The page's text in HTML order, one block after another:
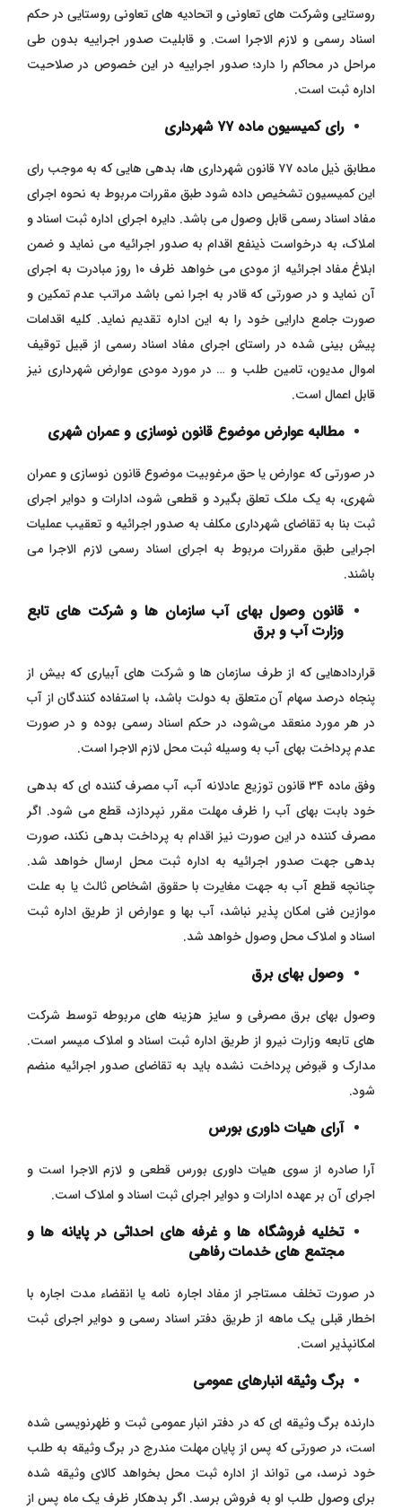
روستایی و‌شرکت های تعاونی و اتحادیه ‌های تعاونی روستایی در حکم
اسناد رسمی و لازم‌ الاجرا است. و قابلیت صدور اجراییه بدون طی
مراحل در محاکم را دارد؛ صدور اجراییه در این خصوص در صلاحیت
اداره ثبت است.
رای کمیسیون ماده ۷۷ شهرداری
مطابق ذیل ماده ۷۷ قانون شهرداری ها، بدهی هایی که به موجب رای
این کمیسیون تشخیص داده شود طبق مقررات مربوط به نحوه اجرای
مفاد اسناد رسمی قابل وصول می باشد. دایره اجرای اداره ثبت اسناد و
املاک، به درخواست ذینفع اقدام به صدور اجرائیه می نماید و ضمن
ابلاغ مفاد اجرائیه از مودی می خواهد ظرف ۱۰ روز مبادرت به اجرای
آن نماید و در صورتی که قادر به اجرا نمی باشد مراتب عدم تمکین و
صورت جامع دارایی خود را به این اداره تقدیم نماید. کلیه اقدامات
پیش بینی شده در راستای اجرای مفاد اسناد رسمی از قبیل توقیف
اموال مدیون، تامین طلب و … در مورد مودی عوارض شهرداری نیز
قابل اعمال است.
مطالبه عوارض موضوع قانون نوسازی و عمران شهری
در صورتی که عوارض یا حق مرغوبیت موضوع قانون نوسازی و عمران
شهری، به یک ملک تعلق بگیرد و قطعی شود، ادارات و دوایر اجرای
ثبت بنا به تقاضای شهرداری مکلف به صدور اجرائیه و تعقیب عملیات
اجرایی طبق مقررات مربوط به اجرای اسناد رسمی لازم الاجرا می
باشند.
قانون وصول بهای آب سازمان ها و شرکت های تابع
وزارت آب و برق
قراردادهایی که از طرف سازمان ها و شرکت های آبیاری که بیش از
پنجاه درصد سهام آن متعلق به دولت باشد، با استفاده ‌کنندگان از آب
در هر ‌مورد منعقد می‌شود، در حکم اسناد رسمی بوده و در صورت
عدم پرداخت بهای آب به وسیله ثبت محل لازم‌ الاجرا است.
وفق ماده ۳۴ قانون توزیع عادلانه آب، آب مصرف کننده ای که بدهی
خود بابت بهای آب را ظرف مهلت مقرر نپردازد، قطع می شود. اگر
مصرف کننده در این صورت نیز اقدام به پرداخت بدهی نکند، صورت
بدهی جهت صدور اجرائیه به اداره ثبت محل ارسال خواهد شد.
چنانچه قطع آب به جهت مغایرت با حقوق اشخاص ثالث یا به علت
موازین فنی امکان پذیر نباشد، آب بها و عوارض از طریق اداره ثبت
اسناد و املاک محل وصول خواهد شد.
وصول بهای برق
وصول بهای برق مصرفی و سایز هزینه های مربوطه توسط شرکت
های تابعه وزارت نیرو از طریق اداره ثبت اسناد و املاک میسر است.
مدارک و قبوض پرداخت نشده باید به تقاضای صدور اجرائیه منضم
شود.
آرای هیات داوری بورس
آرا صادره از سوی هیات داوری بورس قطعی و لازم الاجرا است و
اجرای آن بر عهده ادارات و دوایر اجرای ثبت اسناد و املاک است.
تخلیه فروشگاه ها و غرفه های احداثی در پایانه ها و
مجتمع های خدمات رفاهی
در صورت تخلف مستاجر از مفاد اجاره نامه یا انقضاء مدت اجاره با
اخطار قبلی یک ماهه از طریق دفتر اسناد رسمی و دوایر اجرای ثبت
امکانپذیر است.
برگ وثیقه انبارهای عمومی
دارنده برگ وثیقه‌ ای که در دفتر انبار عمومی ثبت و ظهرنویسی شده
است، در صورتی که پس از پایان مهلت مندرج در برگ وثیقه به طلب
خود نرسد، می‌ تواند از اداره ثبت محل بخواهد کالای وثیقه‌ شده
برای وصول طلب او به فروش برسد. اگر بدهکار ظرف یک ماه پس از